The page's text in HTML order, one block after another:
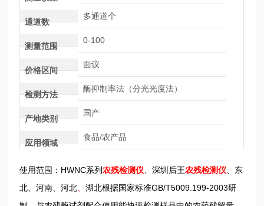
通道数
多通道个
测量范围
0-100
价格区间
面议
检测方法
酶抑制率法（分光光度法）
产地类别
国产
应用领域
食品/农产品
使用范围：HWNC系列农残检测仪 、深圳后王农残检测仪 、东
北 、河南 、河北 、湖北根据国家标准GB/T5009.199-2003研